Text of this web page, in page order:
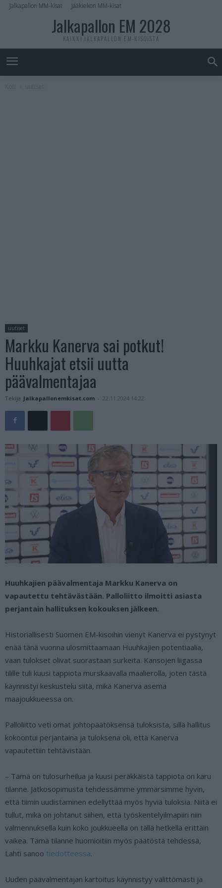
Jalkapallon MM-kisat Jääkiekon MM-kisat
Jalkapallon EM 2028
KAIKKI JALKAPALLON EM-KISOISTA
uutiset
Markku Kanerva sai potkut!
Huuhkajat etsii uutta
päävalmentajaa
Tekijä Jalkapallonemkisat.com - 22.11.2024 14:22
Huuhkajien päävalmentaja Markku Kanerva on
vapautettu tehtävästään. Palloliitto ilmoitti asiasta
perjantain hallituksen kokouksen jälkeen.
Historiallisesti Suomen EM-kisoihin vienyt Kanerva ei pystynyt
enää tänä vuonna ulosmittaamaan Huuhkajien potentiaalia,
vaan tulokset olivat suorastaan surkeita. Kansojen liigassa
tilille tuli kuusi tappiota murskaavalla maalierolla, joten tästä
käynnistyi keskustelu siitä, mikä Kanerva asema
maajoukkueessa on.
Palloliitto veti omat johtopäätöksensä tuloksista, sillä hallitus
kokoontui perjantaina ja tuloksena oli, että Kanerva
vapautettiin tehtävistään.
– Tämä on tulosurheilua ja kuusi peräkkäistä tappiota on karu
tilanne. Jatkosopimusta tehdessämme ymmärsimme hyvin,
että tiimin uudistaminen edellyttää myös hyviä tuloksia. Niitä ei
tullut, mikä on johtanut siihen, että työskentelyilmapiiri niin
valmennuksella kuin koko joukkueella on tällä hetkellä erittäin
vaikea. Tämä tilanne huomioitiin myös päätöstä tehdessä,
Lahti sanoo tiedotteessa.
Uuden päävalmentajan kartoitus käynnistyy välittömästi ja